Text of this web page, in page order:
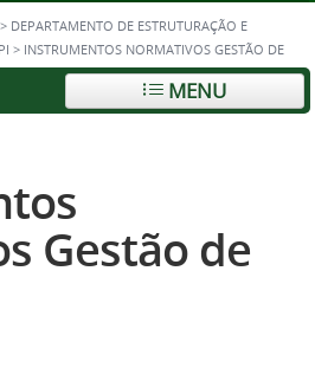
> DEPARTAMENTO DE ESTRUTURAÇÃO E
> INSTRUMENTOS NORMATIVOS GESTÃO DE
MENU
Gestão de